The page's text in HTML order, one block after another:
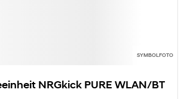
SYMBOLFOTO
NRGkick PURE WLAN/BT